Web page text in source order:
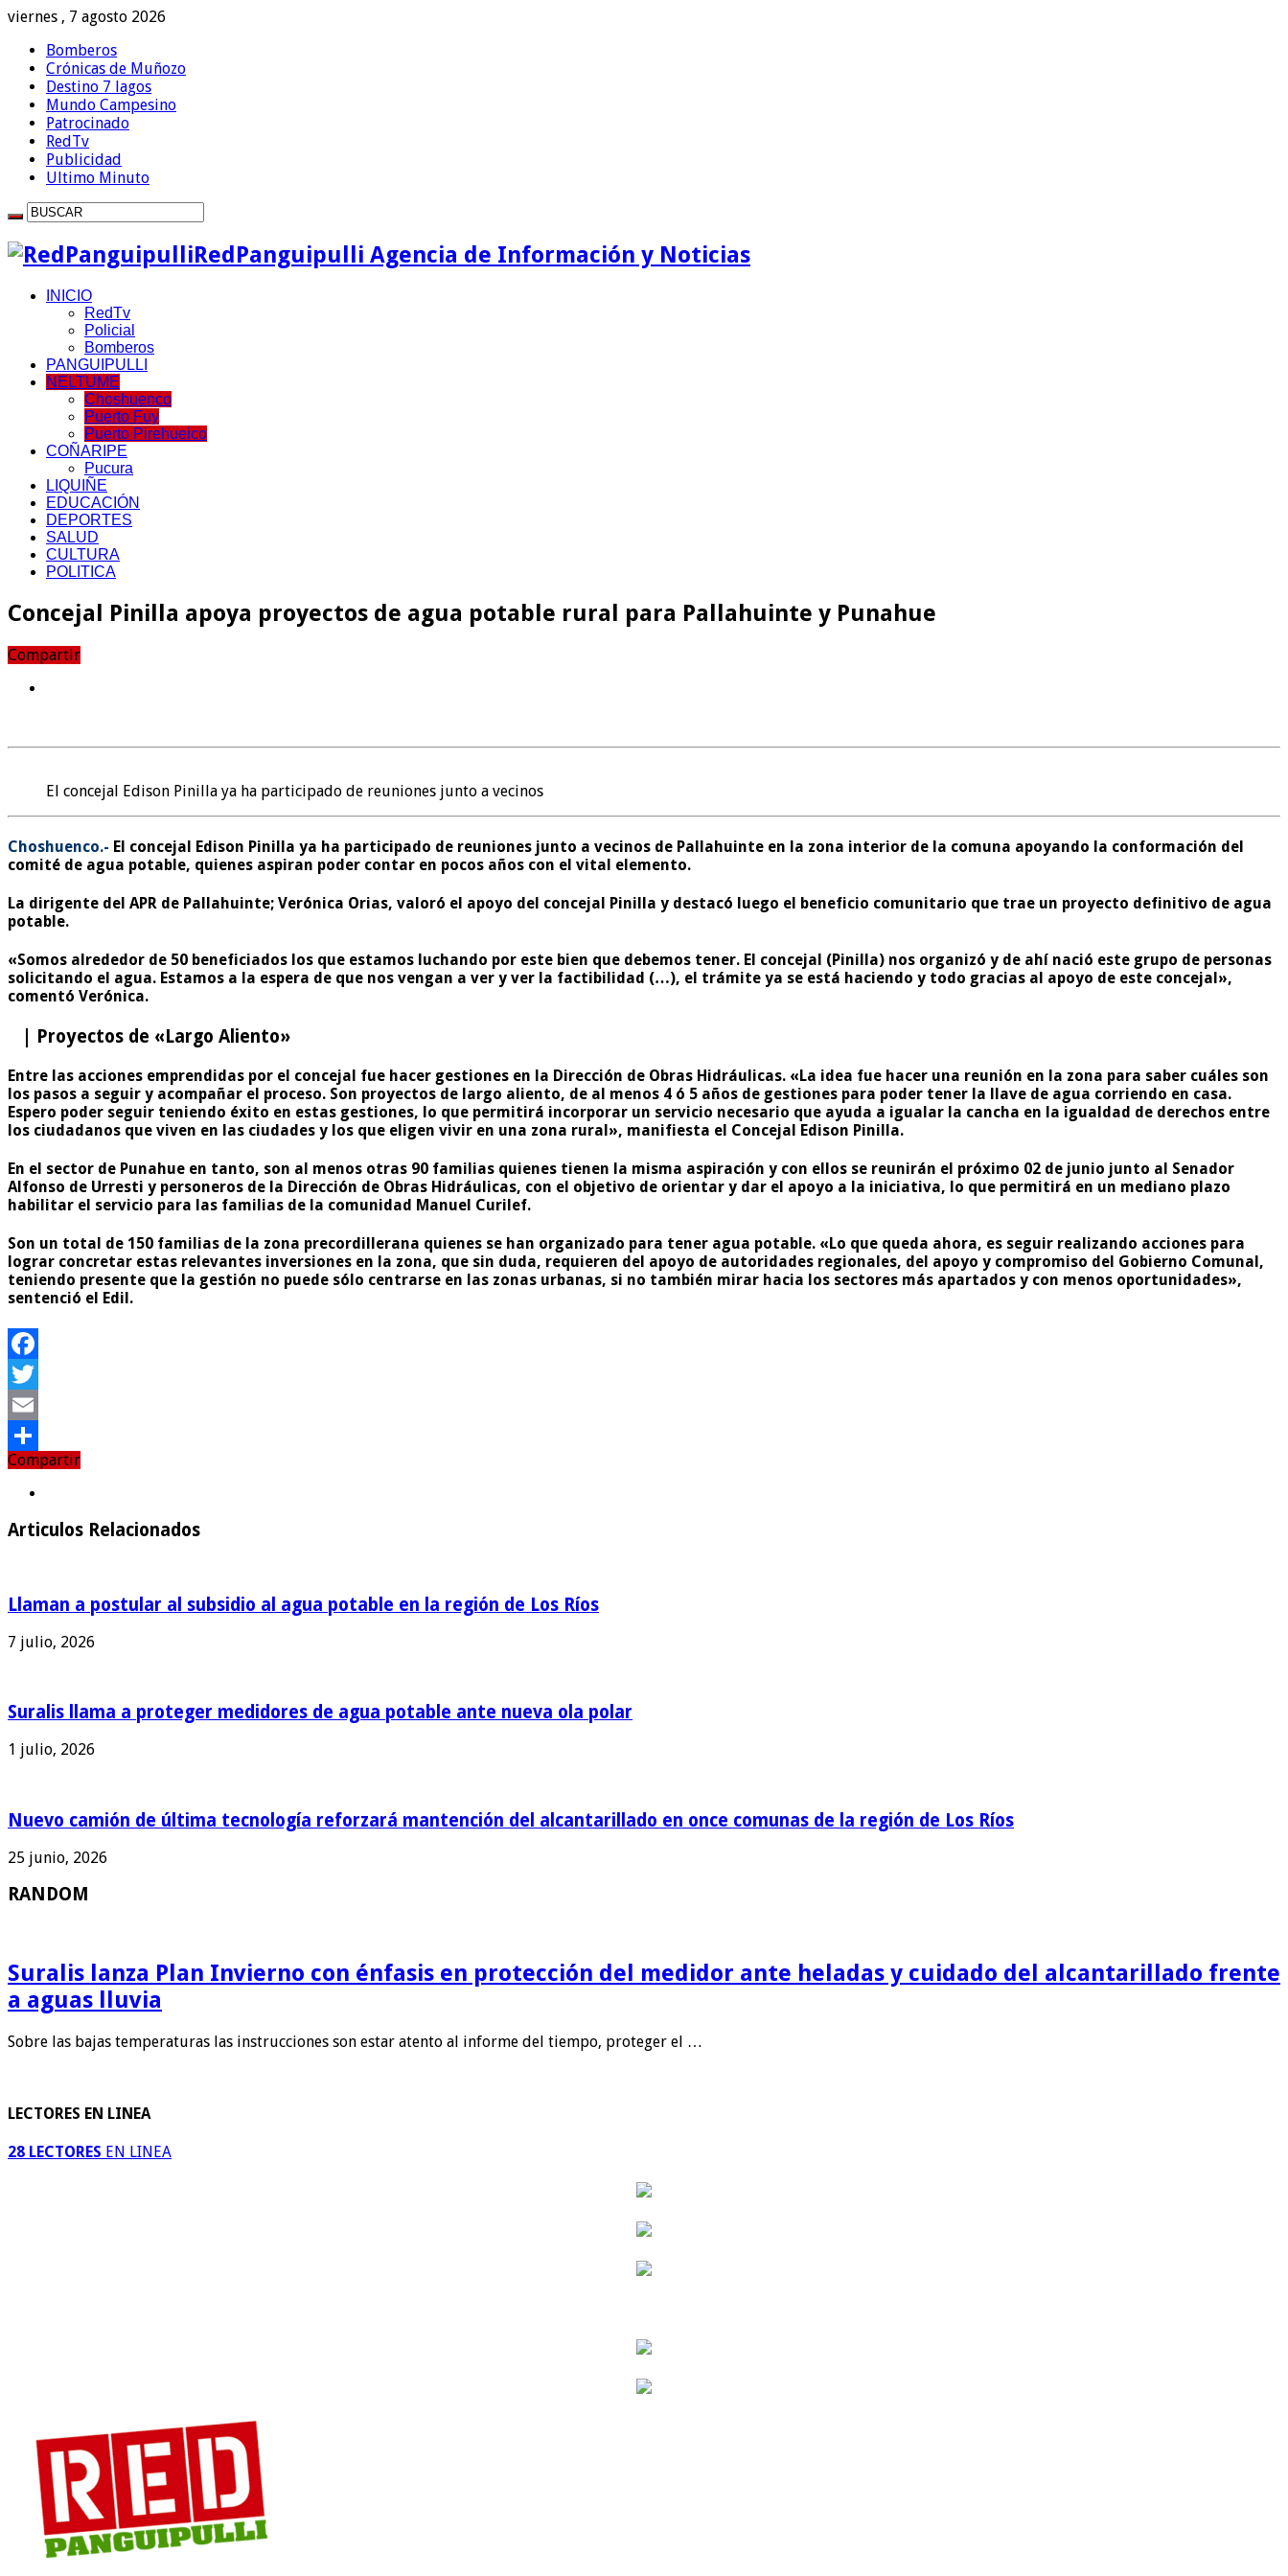
viernes , 7 agosto 2026
Bomberos
Crónicas de Muñozo
Destino 7 lagos
Mundo Campesino
Patrocinado
RedTv
Publicidad
Ultimo Minuto
RedPanguipulli Agencia de Información y Noticias
INICIO
RedTv
Policial
Bomberos
PANGUIPULLI
NELTUME
Choshuenco
Puerto Fuy
Puerto Pirehueico
COÑARIPE
Pucura
LIQUIÑE
EDUCACIÓN
DEPORTES
SALUD
CULTURA
POLITICA
Concejal Pinilla apoya proyectos de agua potable rural para Pallahuinte y Punahue
Compartir
El concejal Edison Pinilla ya ha participado de reuniones junto a vecinos
Choshuenco.- El concejal Edison Pinilla ya ha participado de reuniones junto a vecinos de Pallahuinte en la zona interior de la comuna apoyando la conformación del
comité de agua potable, quienes aspiran poder contar en pocos años con el vital elemento.
La dirigente del APR de Pallahuinte; Verónica Orias, valoró el apoyo del concejal Pinilla y destacó luego el beneficio comunitario que trae un proyecto definitivo de agua
potable.
«Somos alrededor de 50 beneficiados los que estamos luchando por este bien que debemos tener. El concejal (Pinilla) nos organizó y de ahí nació este grupo de personas
solicitando el agua. Estamos a la espera de que nos vengan a ver y ver la factibilidad (…), el trámite ya se está haciendo y todo gracias al apoyo de este concejal»,
comentó Verónica.
| Proyectos de «Largo Aliento»
Entre las acciones emprendidas por el concejal fue hacer gestiones en la Dirección de Obras Hidráulicas. «La idea fue hacer una reunión en la zona para saber cuáles son
los pasos a seguir y acompañar el proceso. Son proyectos de largo aliento, de al menos 4 ó 5 años de gestiones para poder tener la llave de agua corriendo en casa.
Espero poder seguir teniendo éxito en estas gestiones, lo que permitirá incorporar un servicio necesario que ayuda a igualar la cancha en la igualdad de derechos entre
los ciudadanos que viven en las ciudades y los que eligen vivir en una zona rural», manifiesta el Concejal Edison Pinilla.
En el sector de Punahue en tanto, son al menos otras 90 familias quienes tienen la misma aspiración y con ellos se reunirán el próximo 02 de junio junto al Senador
Alfonso de Urresti y personeros de la Dirección de Obras Hidráulicas, con el objetivo de orientar y dar el apoyo a la iniciativa, lo que permitirá en un mediano plazo
habilitar el servicio para las familias de la comunidad Manuel Curilef.
Son un total de 150 familias de la zona precordillerana quienes se han organizado para tener agua potable. «Lo que queda ahora, es seguir realizando acciones para
lograr concretar estas relevantes inversiones en la zona, que sin duda, requieren del apoyo de autoridades regionales, del apoyo y compromiso del Gobierno Comunal,
teniendo presente que la gestión no puede sólo centrarse en las zonas urbanas, si no también mirar hacia los sectores más apartados y con menos oportunidades»,
sentenció el Edil.
Facebook
Twitter
Email
Compartir
Compartir
Articulos Relacionados
Llaman a postular al subsidio al agua potable en la región de Los Ríos
7 julio, 2026
Suralis llama a proteger medidores de agua potable ante nueva ola polar
1 julio, 2026
Nuevo camión de última tecnología reforzará mantención del alcantarillado en once comunas de la región de Los Ríos
25 junio, 2026
RANDOM
Suralis lanza Plan Invierno con énfasis en protección del medidor ante heladas y cuidado del alcantarillado frente
a aguas lluvia
Sobre las bajas temperaturas las instrucciones son estar atento al informe del tiempo, proteger el …
LECTORES EN LINEA
28 LECTORES EN LINEA